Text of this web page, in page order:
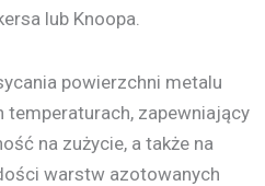
lub Knoopa.
powierzchni metalu
zapewniający
na zużycie, a także na
warstw azotowanych